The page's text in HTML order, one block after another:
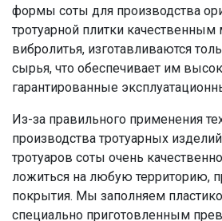
формы соты для производства
тротуарной плитки
вибролитья, изготавливаются
сырья, что обеспечивает им
гарантированные
Из-за правильного применения
производства тротуарных
тротуаров соты очень
ложиться на любую территорию,
покрытия. Мы заполняем
специально приготовленным